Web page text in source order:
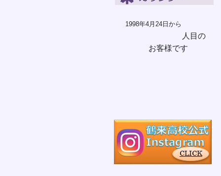
1998年4月24日から
人目の
お客様です